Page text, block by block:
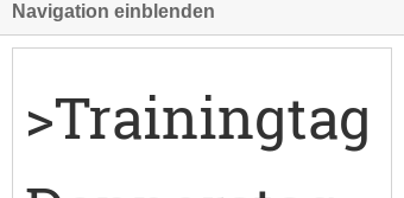
Navigation einblenden
>Trainingtag